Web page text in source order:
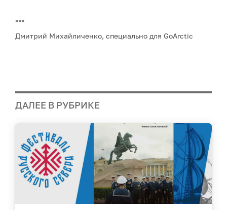
***
Дмитрий Михайличенко, специально для GoArctic
ДАЛЕЕ В РУБРИКЕ